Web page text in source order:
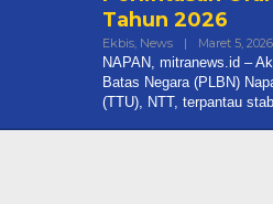
Tahun 2026
Ekbis News | Maret 5, 2026
NAPAN, mitranews.id –
Batas Negara (PLBN)
(TTU), NTT, terpantau